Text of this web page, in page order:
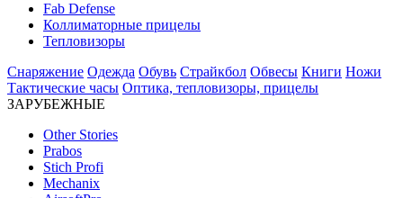
Fab Defense
Коллиматорные прицелы
Тепловизоры
Снаряжение Одежда Обувь Страйкбол Обвесы Книги Ножи
Тактические часы Оптика, тепловизоры, прицелы
ЗАРУБЕЖНЫЕ
Other Stories
Prabos
Stich Profi
Mechanix